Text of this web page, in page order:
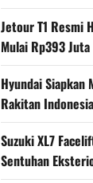
Jetour T1 Resmi
Mulai Rp393 Juta
Hyundai Siapkan
Rakitan
Suzuki XL7
Sentuhan